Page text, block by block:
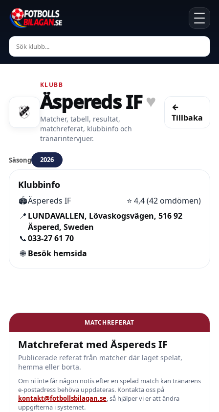
KLUBB
Äspereds IF ♥
Matcher, tabell, resultat,
matchreferat, klubbinfo och
tränarintervjuer.
←
Tillbaka
Säsong 2026
Klubbinfo
🏟️Äspereds IF ⭐ 4,4 (42 omdömen)
📍 LUNDAVALLEN, Lövaskogsvägen, 516 92
Äspered, Sweden
📞033-27 61 70
🌐 Besök hemsida
MATCHREFERAT
Matchreferat med Äspereds IF
Publicerade referat från matcher där laget spelat,
hemma eller borta.
Om ni inte får någon notis efter en spelad match kan tränarens
e-postadress behöva uppdateras. Kontakta oss på
kontakt@fotbollsbilagan.se, så hjälper vi er att ändra
uppgifterna i systemet.